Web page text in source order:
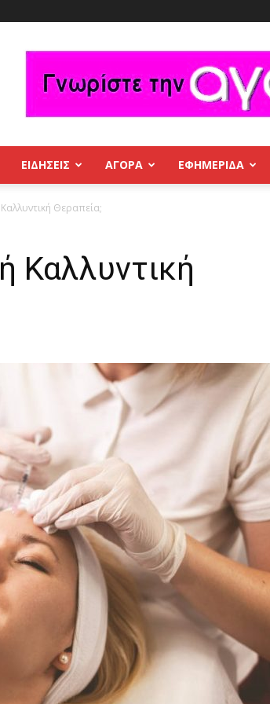
ΕΙΔΗΣΕΙΣ ΑΓΟΡΑ ΕΦΗΜΕΡΊΔΑ
Θεραπεία;
Καλλυντική